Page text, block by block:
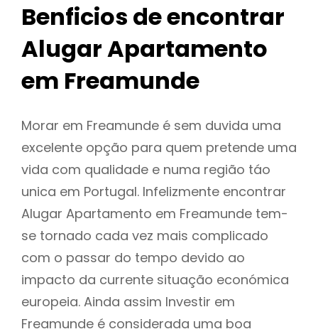
Benficios de encontrar
Alugar Apartamento
em Freamunde
Morar em Freamunde é sem duvida uma
excelente opção para quem pretende uma
vida com qualidade e numa região táo
unica em Portugal. Infelizmente encontrar
Alugar Apartamento em Freamunde tem-
se tornado cada vez mais complicado
com o passar do tempo devido ao
impacto da currente situação económica
europeia. Ainda assim Investir em
Freamunde é considerada uma boa